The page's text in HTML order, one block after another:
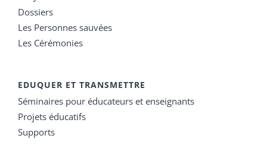
Dossiers
Les Personnes sauvées
Les Cérémonies
EDUQUER ET TRANSMETTRE
Séminaires pour éducateurs et enseignants
Projets éducatifs
Supports